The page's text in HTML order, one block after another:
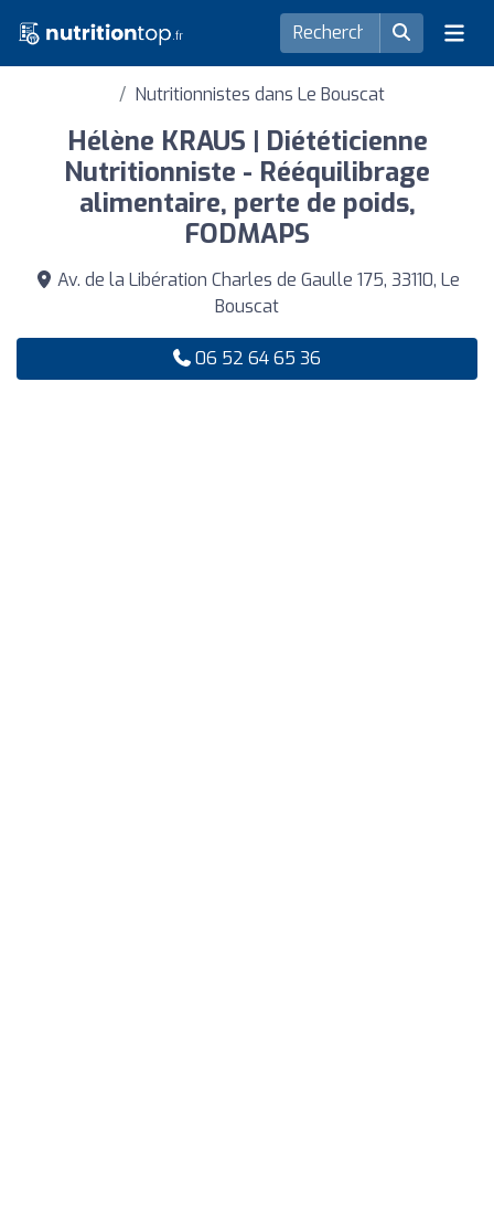
Nutritionnistes dans Le Bouscat
Hélène KRAUS | Diététicienne
Nutritionniste - Rééquilibrage
alimentaire, perte de poids,
FODMAPS
Av. de la Libération Charles de Gaulle 175, 33110, Le
Bouscat
06 52 64 65 36